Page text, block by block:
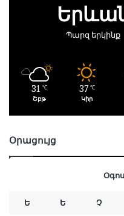
Պարզ երկինք
31 ℃
Շբթ
37 ℃
Կիր
Օրացույց
Ե Ե Չ